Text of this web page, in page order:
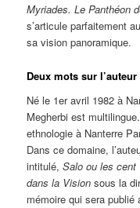
Myriades. Le Panthéon
s’articule parfaitement
sa vision panoramique.
Deux mots sur l’auteur
Né le 1er avril 1982 à
Megherbi est
ethnologie à Nanterre
Dans ce domaine,
intitulé,Salo ou les cent
dans la Visionsous la
mémoire qui sera